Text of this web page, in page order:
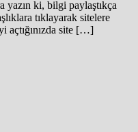
ki, bilgi paylaştıkça
tıklayarak sitelere
açtığınızda site […]